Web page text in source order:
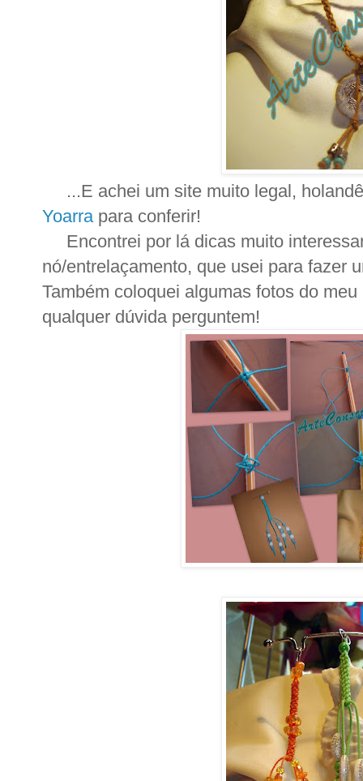
...E achei um site muito legal,
Yoarrapara conferir!
Encontrei por lá dicas muito
nó/entrelaçamento, que usei para fazer
Também coloquei algumas fotos do
qualquer dúvida perguntem!